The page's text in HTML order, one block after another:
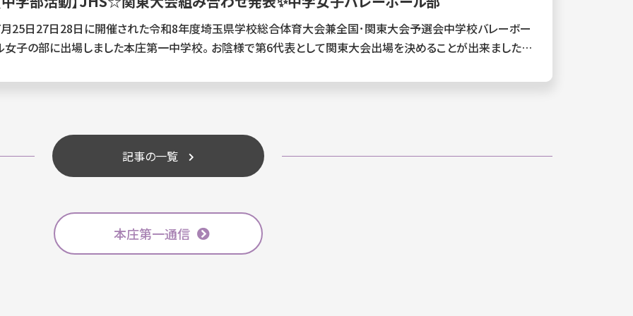
25日27日28日に開催された令和8年度埼玉県学校総合体育大会兼全国･関東大会予選会中学校バレーボー
女子の部に出場しました本庄第一中学校。 お陰様で第6代表として関東大会出場を決めることが出来ました。
深谷ビッグタートルにて開催されます。 関東大会でも一戦一戦悔いのない試合を展開できます様、日々の練習
記事の一覧
本庄第一通信